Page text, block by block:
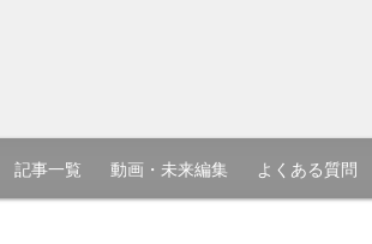
記事一覧 動画・未来編集 よくある質問